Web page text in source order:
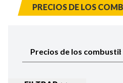
PRECIOS DE LOS